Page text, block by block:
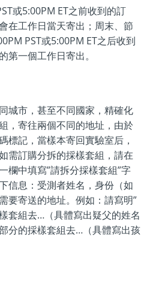
或5:00PM ET之前收到的訂
在工作日當天寄出；周末、節
PST或5:00PM ET之后收到
第一個工作日寄出。
城市，甚至不同國家，精確化
，寄往兩個不同的地址，由於
標記，當樣本寄回實驗室后，
需訂購分拆的採樣套組，請在
欄中填寫”請拆分採樣套組”字
信息：受測者姓名，身份（如
要寄送的地址。例如：請寫明”
套組去…（具體寫出疑父的姓名
分的採樣套組去…（具體寫出孩